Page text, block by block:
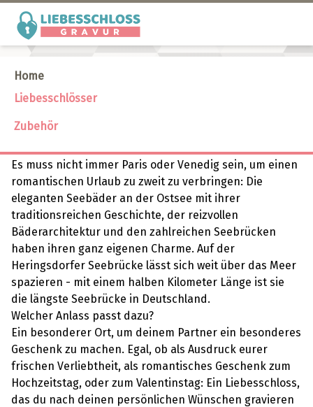
Home
Liebesschlösser
Zubehör
Liebesschlösser an der Ostsee
Es muss nicht immer Paris oder Venedig sein, um einen
romantischen Urlaub zu zweit zu verbringen: Die
eleganten Seebäder an der Ostsee mit ihrer
traditionsreichen Geschichte, der reizvollen
Bäderarchitektur und den zahlreichen Seebrücken
haben ihren ganz eigenen Charme. Auf der
Heringsdorfer Seebrücke lässt sich weit über das Meer
spazieren - mit einem halben Kilometer Länge ist sie
die längste Seebrücke in Deutschland.
Welcher Anlass passt dazu?
Ein besonderer Ort, um deinem Partner ein besonderes
Geschenk zu machen. Egal, ob als Ausdruck eurer
frischen Verliebtheit, als romantisches Geschenk zum
Hochzeitstag, oder zum Valentinstag: Ein Liebesschloss,
das du nach deinen persönlichen Wünschen gravieren